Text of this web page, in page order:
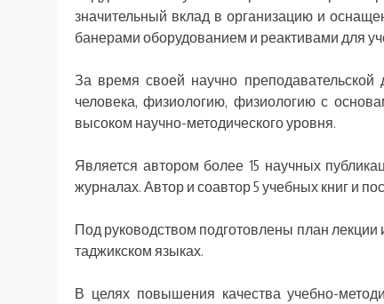
значительный вклад в организацию и
банерами оборудованием и реактивами для
За время своей научно
человека, физиологию, физиологию с
высоком научно-методического уровня.
Является автором более 15 научных
журналах. Автор и соавтор 5 учебных книг и
Под руководством подготовлены план лекции
таджикском языках.
В целях повышения качества учебно-